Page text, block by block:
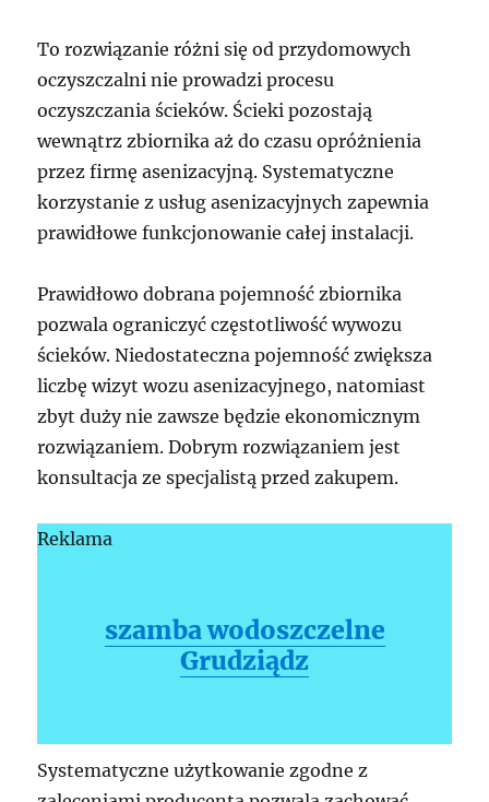
To rozwiązanie różni się od przydomowych
oczyszczalni nie prowadzi procesu
oczyszczania ścieków. Ścieki pozostają
wewnątrz zbiornika aż do czasu opróżnienia
przez firmę asenizacyjną. Systematyczne
korzystanie z usług asenizacyjnych zapewnia
prawidłowe funkcjonowanie całej instalacji.
Prawidłowo dobrana pojemność zbiornika
pozwala ograniczyć częstotliwość wywozu
ścieków. Niedostateczna pojemność zwiększa
liczbę wizyt wozu asenizacyjnego, natomiast
zbyt duży nie zawsze będzie ekonomicznym
rozwiązaniem. Dobrym rozwiązaniem jest
konsultacja ze specjalistą przed zakupem.
Reklama
szamba wodoszczelne
Grudziądz
Systematyczne użytkowanie zgodne z